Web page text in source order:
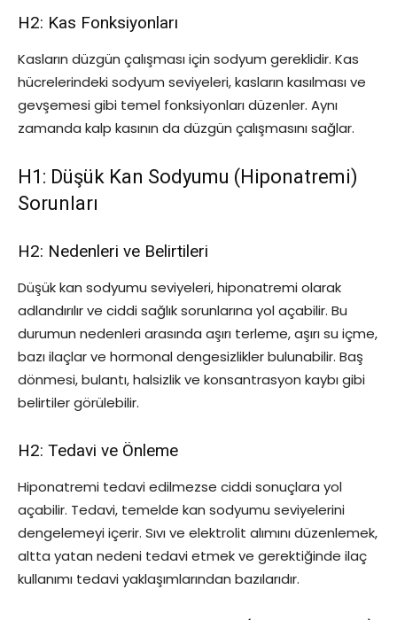
H2: Kas Fonksiyonları
Kasların düzgün çalışması için sodyum gereklidir. Kas
hücrelerindeki sodyum seviyeleri, kasların kasılması ve
gevşemesi gibi temel fonksiyonları düzenler. Aynı
zamanda kalp kasının da düzgün çalışmasını sağlar.
H1: Düşük Kan Sodyumu (Hiponatremi)
Sorunları
H2: Nedenleri ve Belirtileri
Düşük kan sodyumu seviyeleri, hiponatremi olarak
adlandırılır ve ciddi sağlık sorunlarına yol açabilir. Bu
durumun nedenleri arasında aşırı terleme, aşırı su içme,
bazı ilaçlar ve hormonal dengesizlikler bulunabilir. Baş
dönmesi, bulantı, halsizlik ve konsantrasyon kaybı gibi
belirtiler görülebilir.
H2: Tedavi ve Önleme
Hiponatremi tedavi edilmezse ciddi sonuçlara yol
açabilir. Tedavi, temelde kan sodyumu seviyelerini
dengelemeyi içerir. Sıvı ve elektrolit alımını düzenlemek,
altta yatan nedeni tedavi etmek ve gerektiğinde ilaç
kullanımı tedavi yaklaşımlarından bazılarıdır.